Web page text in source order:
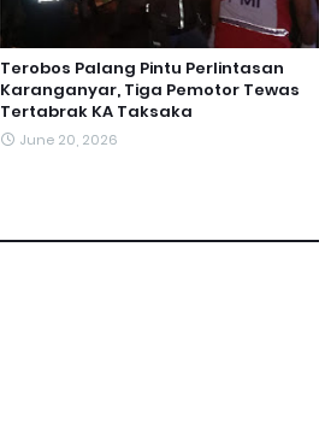
Terobos Palang Pintu Perlintasan
Karanganyar, Tiga Pemotor Tewas
Tertabrak KA Taksaka
June 20, 2026